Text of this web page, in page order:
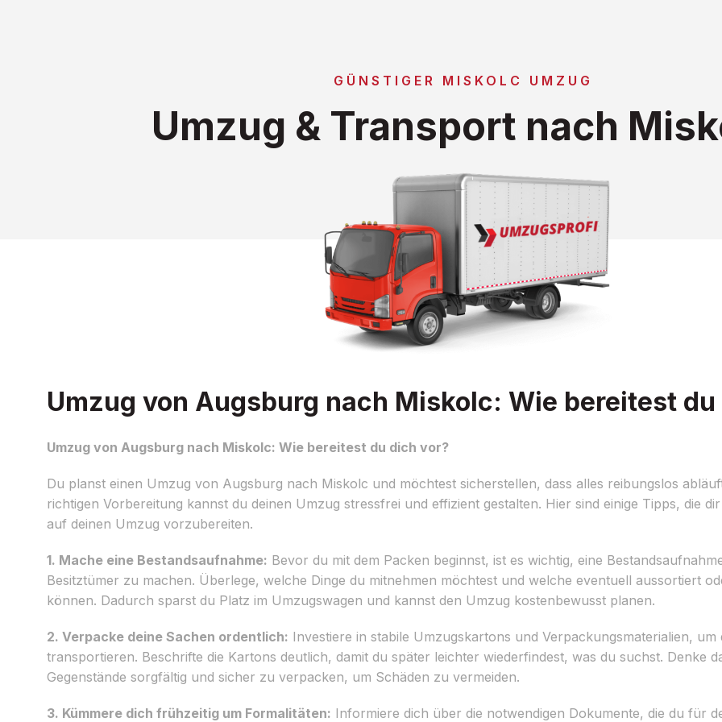
GÜNSTIGER MISKOLC UMZUG
Umzug & Transport nach
Umzug von Augsburg nach Miskolc: Wie bereitest
Umzug von Augsburg nach Miskolc: Wie bereitest du dich vor?
Du planst einen Umzug von Augsburg nach Miskolc und möchtest sicherstellen, dass alles reibungslos
richtigen Vorbereitung kannst du deinen Umzug stressfrei und effizient gestalten. Hier sind einige Tipps, die
auf deinen Umzug vorzubereiten.
1. Mache eine Bestandsaufnahme: Bevor du mit dem Packen beginnst, ist es wichtig, eine
Besitztümer zu machen. Überlege, welche Dinge du mitnehmen möchtest und welche eventuell aussortiert
können. Dadurch sparst du Platz im Umzugswagen und kannst den Umzug kostenbewusst planen.
2. Verpacke deine Sachen ordentlich: Investiere in stabile Umzugskartons und Verpackungsmaterialien,
transportieren. Beschrifte die Kartons deutlich, damit du später leichter wiederfindest, was du suchst. Denke
Gegenstände sorgfältig und sicher zu verpacken, um Schäden zu vermeiden.
3. Kümmere dich frühzeitig um Formalitäten: Informiere dich über die notwendigen Dokumente, die du für